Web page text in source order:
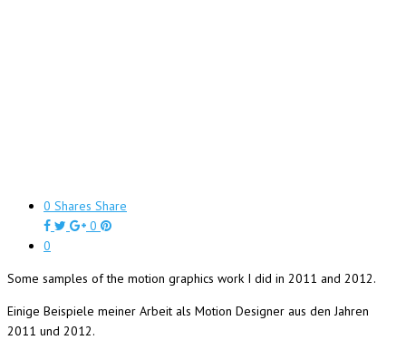
0 Shares Share
0
0
Some samples of the motion graphics work I did in 2011 and 2012.
Einige Beispiele meiner Arbeit als Motion Designer aus den Jahren
2011 und 2012.